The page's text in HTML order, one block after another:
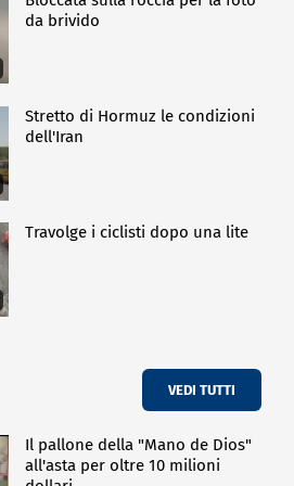
da brivido
Stretto di Hormuz le condizioni
dell'Iran
Travolge i ciclisti dopo una lite
VEDI TUTTI
Il pallone della "Mano de Dios"
all'asta per oltre 10 milioni